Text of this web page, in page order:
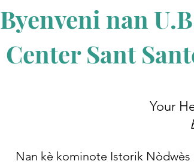
Byenveni nan
Center Sant
Your
Nan kè kominote Istorik Nòdwès